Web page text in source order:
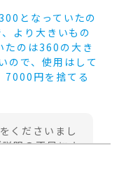
となっていたの
より大きいもの
たのは360の大き
ので、使用はして
7000円を捨てる
くださいまし
明の不足によ